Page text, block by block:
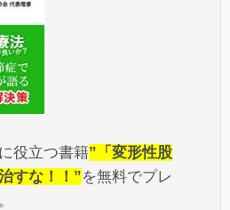
役立つ書籍”「変形性股
すな！！”を無料でプレ